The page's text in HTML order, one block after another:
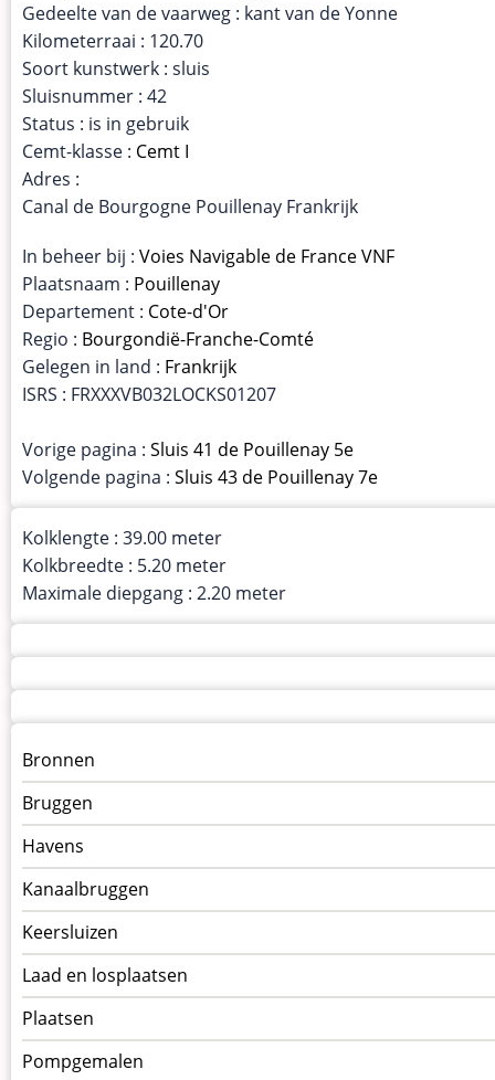
Gedeelte van de vaarweg : kant van de Yonne
Kilometerraai : 120.70
Soort kunstwerk : sluis
Sluisnummer : 42
Status : is in gebruik
Cemt-klasse : Cemt I
Adres :
Canal de Bourgogne Pouillenay Frankrijk
In beheer bij : Voies Navigable de France VNF
Plaatsnaam : Pouillenay
Departement : Cote-d'Or
Regio : Bourgondië-Franche-Comté
Gelegen in land : Frankrijk
ISRS : FRXXXVB032LOCKS01207
Vorige pagina : Sluis 41 de Pouillenay 5e
Volgende pagina : Sluis 43 de Pouillenay 7e
Kolklengte : 39.00 meter
Kolkbreedte : 5.20 meter
Maximale diepgang : 2.20 meter
Menu
kunstwerken
op
kunstwerkpagina
Bronnen
Bruggen
Havens
Kanaalbruggen
Keersluizen
Laad en losplaatsen
Plaatsen
Pompgemalen